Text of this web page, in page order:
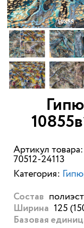
Артикул
70512-24113
Категория:
Состав
Ширина 125
Базовая